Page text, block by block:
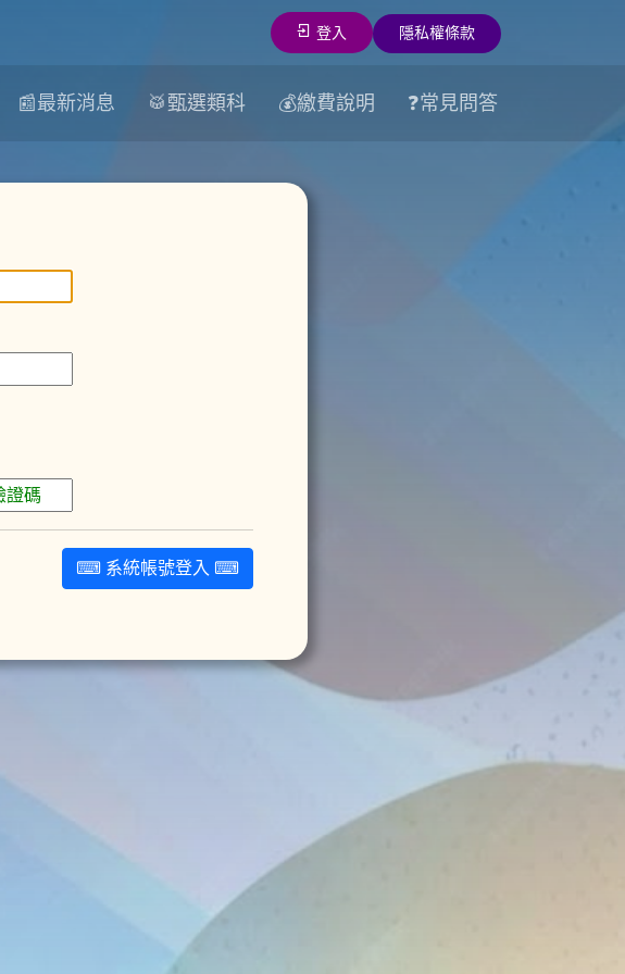
登入 隱私權條款
📰最新消息 🥁甄選類科 💰繳費說明 ❓常見問答
⌨ 系統帳號登入 ⌨